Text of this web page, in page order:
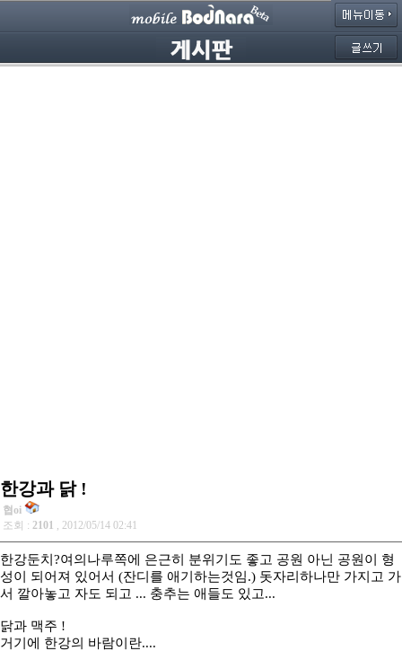
한강과 닭 !
협oi
조회 : 2101 , 2012/05/14 02:41
한강둔치?여의나루쪽에 은근히 분위기도 좋고 공원 아닌 공원이 형
성이 되어져 있어서 (잔디를 애기하는것임.) 돗자리하나만 가지고 가
서 깔아놓고 자도 되고 ... 충추는 애들도 있고...
닭과 맥주 !
거기에 한강의 바람이란....